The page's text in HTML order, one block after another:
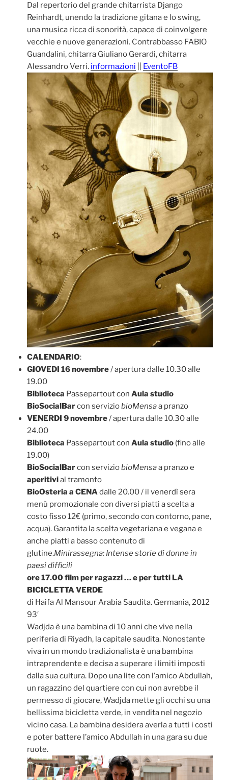
Dal repertorio del grande chitarrista Django
Reinhardt, unendo la tradizione gitana e lo swing,
una musica ricca di sonorità, capace di coinvolgere
vecchie e nuove generazioni. Contrabbasso FABIO
Guandalini, chitarra Giuliano Gerardi, chitarra
Alessandro Verri. informazioni EventoFB
CALENDARIO:
GIOVEDI 16 novembre/ apertura dalle 10.30 alle
19.00
Biblioteca Passepartout con Aula studio
BioSocialBarcon serviziobioMensaa pranzo
VENERDI 9 novembre/ apertura dalle 10.30 alle
24.00
Biblioteca Passepartout con Aula studio(fino alle
19.00)
BioSocialBarcon serviziobioMensaa pranzo e
aperitivial tramonto
BioOsteria a CENAdalle 20.00 / il venerdì sera
menù promozionale con diversi piatti a scelta a
costo fisso 12€ (primo, secondo con contorno, pane,
acqua). Garantita la scelta vegetariana e vegana e
anche piatti a basso contenuto di
glutine.Minirassegna: Intense storie di donne in
paesi difficili
ore 17.00 film per ragazzi … e per tutti LA
BICICLETTA VERDE
di Haifa Al Mansour Arabia Saudita. Germania, 2012
93′
Wadjda è una bambina di 10 anni che vive nella
periferia di Riyadh, la capitale saudita. Nonostante
viva in un mondo tradizionalista è una bambina
intraprendente e decisa a superare i limiti imposti
dalla sua cultura. Dopo una lite con l’amico Abdullah,
un ragazzino del quartiere con cui non avrebbe il
permesso di giocare, Wadjda mette gli occhi su una
bellissima bicicletta verde, in vendita nel negozio
vicino casa. La bambina desidera averla a tutti i costi
e poter battere l’amico Abdullah in una gara su due
ruote.